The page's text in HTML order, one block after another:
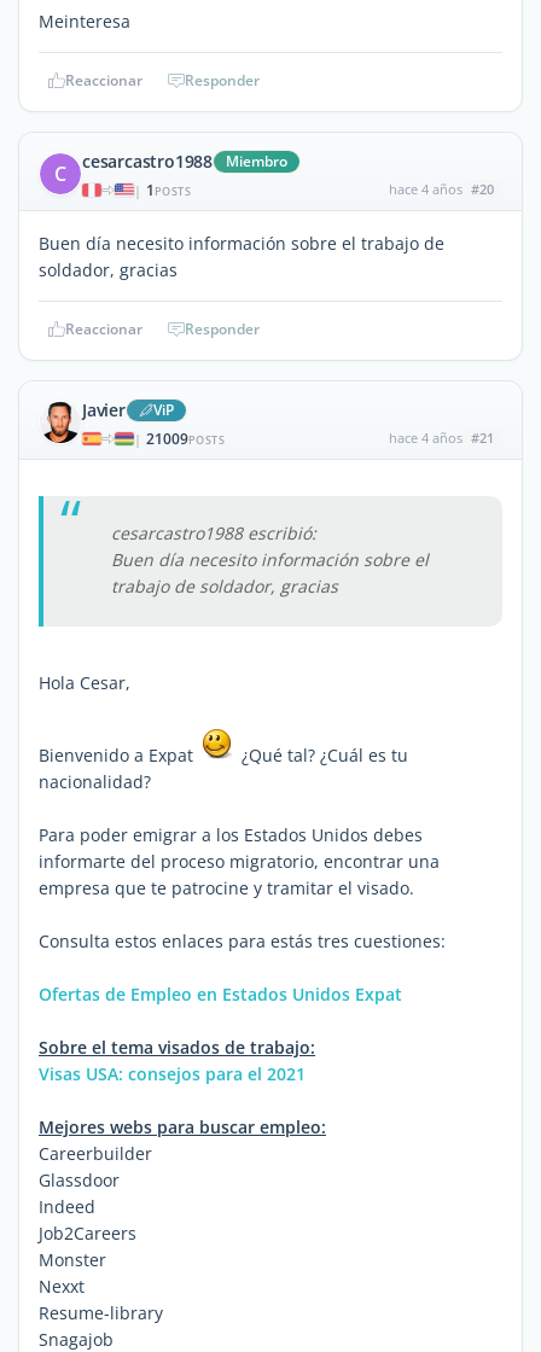
Meinteresa
Reaccionar Responder
C cesarcastro1988 Miembro
| 1 POSTS hace 4 años #20
Buen día necesito información sobre el trabajo de
soldador, gracias
Reaccionar Responder
Javier ViP
| 21009POSTS hace 4 años #21
cesarcastro1988 escribió:
Buen día necesito información sobre el
trabajo de soldador, gracias
Hola Cesar,
Bienvenido a Expat
¿Qué tal? ¿Cuál es tu
nacionalidad?
Para poder emigrar a los Estados Unidos debes
informarte del proceso migratorio, encontrar una
empresa que te patrocine y tramitar el visado.
Consulta estos enlaces para estás tres cuestiones:
Ofertas de Empleo en Estados Unidos Expat
Sobre el tema visados de trabajo:
Visas USA: consejos para el 2021
Mejores webs para buscar empleo:
Careerbuilder
Glassdoor
Indeed
Job2Careers
Monster
Nexxt
Resume-library
Snagajob